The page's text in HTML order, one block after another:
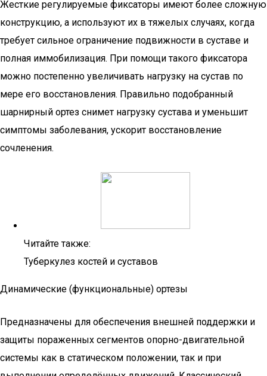
Жесткие регулируемые фиксаторы имеют более сложную
конструкцию, а используют их в тяжелых случаях, когда
требует сильное ограничение подвижности в суставе и
полная иммобилизация. При помощи такого фиксатора
можно постепенно увеличивать нагрузку на сустав по
мере его восстановления. Правильно подобранный
шарнирный ортез снимет нагрузку сустава и уменьшит
симптомы заболевания, ускорит восстановление
сочленения.
Читайте также:
Туберкулез костей и суставов
Динамические (функциональные) ортезы
Предназначены для обеспечения внешней поддержки и
защиты пораженных сегментов опорно-двигательной
системы как в статическом положении, так и при